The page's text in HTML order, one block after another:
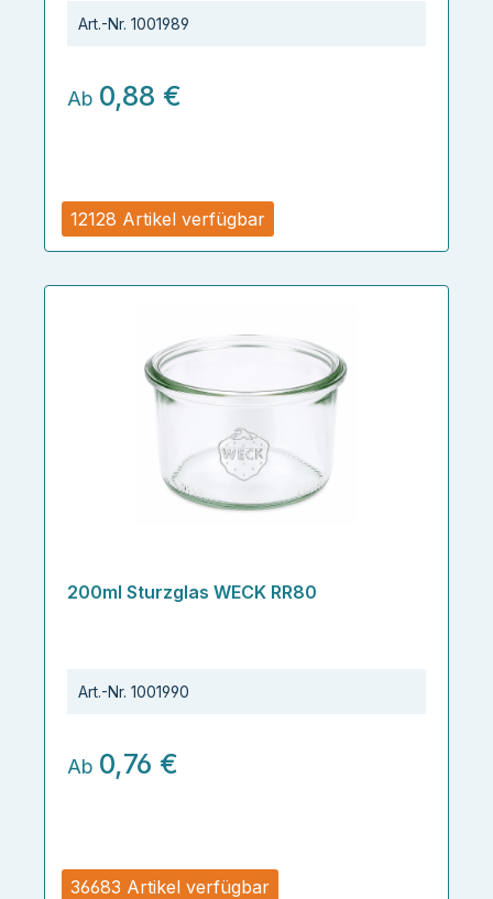
12128 Artikel verfügbar
Art.-Nr. 1001989
Ab 0,88 €
36683 Artikel verfügbar
200ml Sturzglas WECK RR80
Art.-Nr. 1001990
Ab 0,76 €